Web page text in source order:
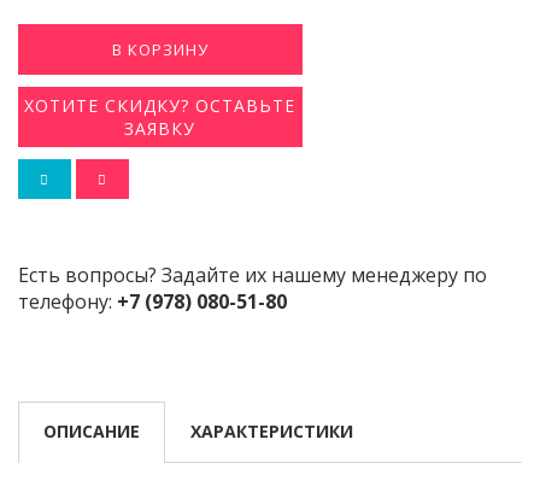
В КОРЗИНУ
ХОТИТЕ СКИДКУ? ОСТАВЬТЕ
ЗАЯВКУ
Есть вопросы? Задайте их нашему менеджеру по
телефону: +7 (978) 080-51-80
ОПИСАНИЕ ХАРАКТЕРИСТИКИ